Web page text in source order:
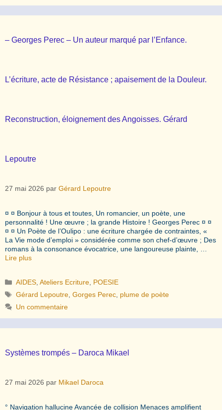
– Georges Perec – Un auteur marqué par l’Enfance.
L’écriture, acte de Résistance ; apaisement de la Douleur.
Reconstruction, éloignement des Angoisses. Gérard
Lepoutre
27 mai 2026 par Gérard Lepoutre
¤ ¤ Bonjour à tous et toutes, Un romancier, un poète, une
personnalité ! Une œuvre ; la grande Histoire ! Georges Perec ¤ ¤
¤ ¤ Un Poète de l’Oulipo : une écriture chargée de contraintes, «
La Vie mode d’emploi » considérée comme son chef-d’œuvre ; Des
romans à la consonance évocatrice, une langoureuse plainte, …
Lire plus
Catégories
AIDES ,Ateliers Ecriture POESIE
Étiquettes
Gérard Lepoutre ,Gorges Perec plume de poète
Un commentaire
Systèmes trompés – Daroca Mikael
27 mai 2026 par Mikael Daroca
° Navigation hallucine Avancée de collision Menaces amplifient